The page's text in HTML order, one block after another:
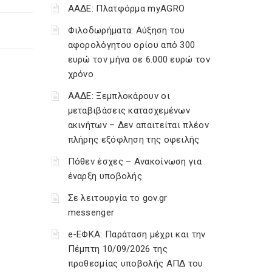
ΑΑΔΕ: Πλατφόρμα myAGRO
Φιλοδωρήματα: Αύξηση του
αφορολόγητου ορίου από 300
ευρώ τον μήνα σε 6.000 ευρώ τον
χρόνο
ΑΑΔΕ: Ξεμπλοκάρουν οι
μεταβιβάσεις κατασχεμένων
ακινήτων – Δεν απαιτείται πλέον
πλήρης εξόφληση της οφειλής
Πόθεν έσχες – Ανακοίνωση για
έναρξη υποβολής
Σε λειτουργία το gov.gr
messenger
e-ΕΦΚΑ: Παράταση μέχρι και την
Πέμπτη 10/09/2026 της
προθεσμίας υποβολής ΑΠΔ του